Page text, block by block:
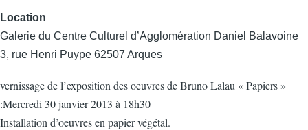
Location
Galerie du Centre Culturel d’Agglomération Daniel Balavoine
3, rue Henri Puype 62507 Arques
vernissage de l’exposition des oeuvres de Bruno Lalau « Papiers »
:Mercredi 30 janvier 2013 à 18h30
Installation d’oeuvres en papier végétal.